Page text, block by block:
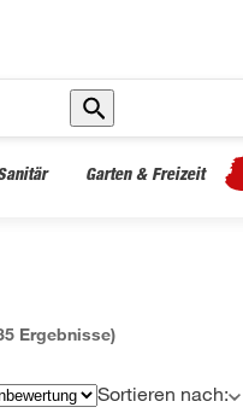
Garten & Freizeit
Ergebnisse)
Sortieren nach: